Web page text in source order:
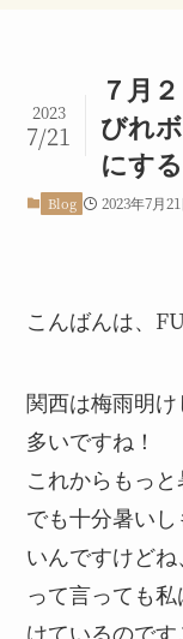
７月
びれ
にす
2023
7/21
Blog 2023年7月21
こんばんは、
関西は梅雨明
多いですね！
これからもっ
でも十分暑い
いんですけどね
って言っても
けているので